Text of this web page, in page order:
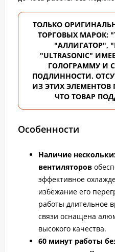
ТОЛЬКО
ТОРГОВЫХ МАРОК:
"АЛЛИГАТОР",
"ULTRASONIC"
ГОЛОГРАММУ И
ПОДЛИННОСТИ.
ИЗ ЭТИХ ЭЛЕМЕНТОВ
ЧТО ТОВАР
Особенности
Наличие
вентиляторов
эффективное
избежание его
работы длительное
связи оснащена
высокого качества.
60 минут работы